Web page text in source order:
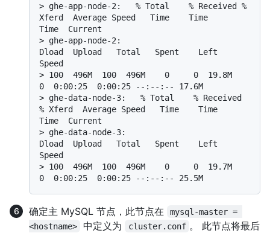
> ghe-app-node-2:   % Total    % Received %
Xferd  Average Speed   Time    Time
Time  Current
> ghe-app-node-2:
Dload  Upload   Total   Spent    Left
Speed
> 100  496M  100  496M    0     0  19.8M
0  0:00:25  0:00:25 --:--:-- 17.6M
> ghe-data-node-3:   % Total    % Received
% Xferd  Average Speed   Time    Time
Time  Current
> ghe-data-node-3:
Dload  Upload   Total   Spent    Left
Speed
> 100  496M  100  496M    0     0  19.7M
0  0:00:25  0:00:25 --:--:-- 25.5M
确定主 MySQL 节点，此节点在
mysql-master =
<hostname>
中定义为 cluster.conf 。 此节点将最后